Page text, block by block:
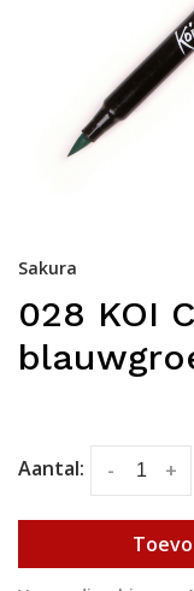
Sakura
028 KOI
Aantal: +
-